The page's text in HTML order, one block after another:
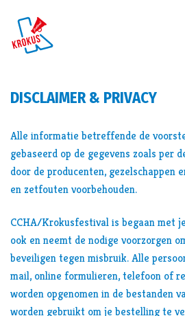
DISCLAIMER & PRIVACY
Alle informatie betreffende de
gebaseerd op de gegevens zoals per
door de producenten, gezelschappen
en zetfouten voorbehouden.
CCHA/Krokusfestival is begaan met
ook en neemt de nodige voorzorgen
beveiligen tegen misbruik. Alle
mail, online formulieren, telefoon of
worden opgenomen in de bestanden
worden gebruikt om je bestelling te